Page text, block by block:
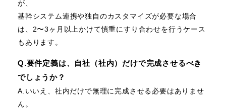
が、
基幹システム連携や独自のカスタマイズが必要な場合
は、2〜3ヶ月以上かけて慎重にすり合わせを行うケース
もあります。
Q.要件定義は、自社（社内）だけで完成させるべき
でしょうか？
A.いいえ、社内だけで無理に完成させる必要はありませ
ん。